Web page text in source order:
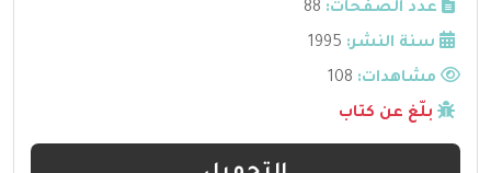
عدد الصفحات: 88
سنة النشر: 1995
مشاهدات:
بلّغ عن كتاب